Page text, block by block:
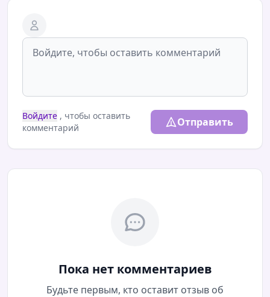
Войдите , чтобы оставить
комментарий
Отправить
Пока нет комментариев
Будьте первым, кто оставит отзыв об